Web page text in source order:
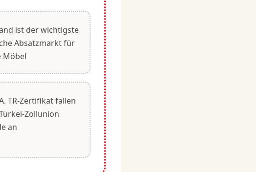
ist der wichtigste
Absatzmarkt für
Möbel
TR-Zertifikat fallen
Zollunion
an